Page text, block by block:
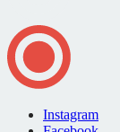
Instagram